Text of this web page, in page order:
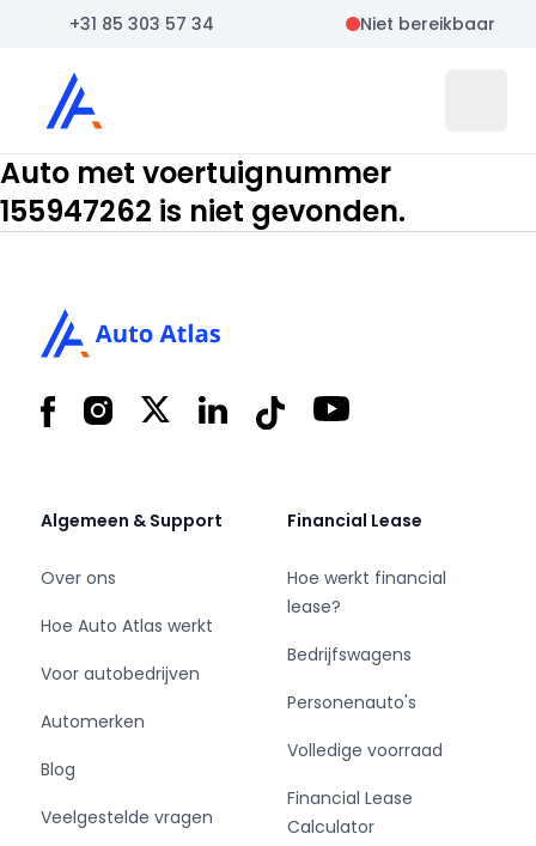
+31 85 303 57 34 Niet bereikbaar
Auto Atlas
Auto met voertuignummer
155947262 is niet gevonden.
FacebookInstagram
X LinkedInTiktok YouTube
Algemeen & Support
Over ons
Hoe Auto Atlas werkt
Voor autobedrijven
Automerken
Blog
Veelgestelde vragen
Financial Lease
Hoe werkt financial
lease?
Bedrijfswagens
Personenauto's
Volledige voorraad
Financial Lease
Calculator